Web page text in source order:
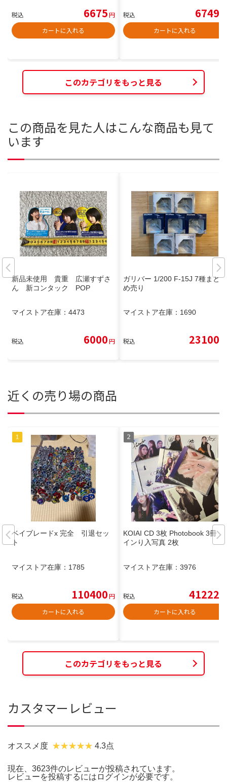
税込 6675円
カートに入れる
税込 6749
カートに入れる
このカテゴリをもっと見る
この商品を見た人はこんな商品も見て
います
新品未使用 貴重 広瀬すずさ
ん 新コンタック POP
マイストア在庫： 4473
税込 6000円
ガリバー 1/200 F-15J 7種まと
め売り
マイストア在庫： 1690
税込 23100
近くの売り場の商品
ベイブレードx 完全 引退セッ
ト
マイストア在庫： 1785
税込 110400円
カートに入れる
KOIAI CD 3枚 Photobook 3冊 サ
インり入写真 2枚
マイストア在庫： 3976
税込 41222
カートに入れる
このカテゴリをもっと見る
カスタマーレビュー
オススメ度 4.3点
現在、3623件のレビューが投稿されています。
レビューを投稿するには ログインが必要です。